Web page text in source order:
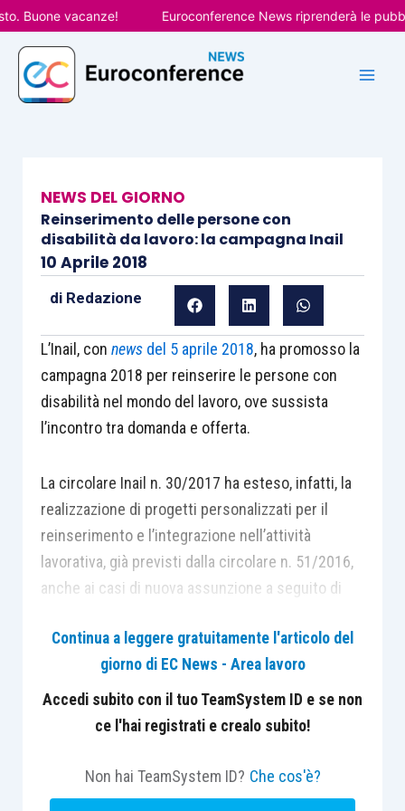
Vai
al
contenuto
vacanze! Euroconference News riprenderà le
NEWS DEL GIORNO
Reinserimento delle persone con
disabilità da lavoro: la campagna Inail
10 Aprile 2018
di Redazione
L’Inail, con newsdel 5 aprile 2018, ha promosso la
campagna 2018 per reinserire le persone con
disabilità nel mondo del lavoro, ove sussista
l’incontro tra domanda e offerta.
La circolare Inail n. 30/2017 ha esteso, infatti, la
realizzazione di progetti personalizzati per il
reinserimento e l’integrazione nell’attività
lavorativa, già previsti dalla circolare n. 51/2016,
anche ai casi di nuova assunzione a seguito di
mette a disposizione fondi per sostenere questo
tipo di progetti, che riguardano sia assunzioni
con contratti di lavoro subordinato o
parasubordinato, sia rapporti di lavoro flessibili o
L’Istituto ha stanziato oltre 20 milioni di euro per
Continua a leggere gratuitamente l'articolo del
giorno di EC News - Area lavoro
Accedi subito con il tuo TeamSystem ID e se non
ce l'hai registrati e crealo subito!
Non hai TeamSystem ID? Che cos'è?